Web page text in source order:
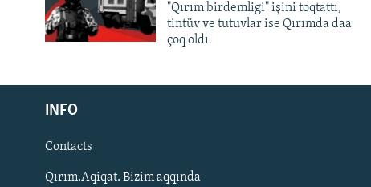
Русский
Українською
QOŞULIÑIZ!
"Qırım birdemligi" işini toqtattı,
tintüv ve tutuvlar ise Qırımda daa
çoq oldı
INFO
Contacts
Qırım.Aqiqat. Bizim aqqında